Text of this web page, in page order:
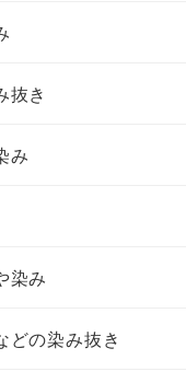
抜き
み
染み
どの染み抜き